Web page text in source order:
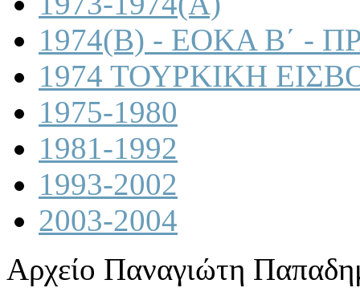
1974(B) - ΕΟΚΑ Β΄ -
1974 ΤΟΥΡΚΙΚΗ
1975-1980
1981-1992
1993-2002
2003-2004
Αρχείο Παναγιώτη